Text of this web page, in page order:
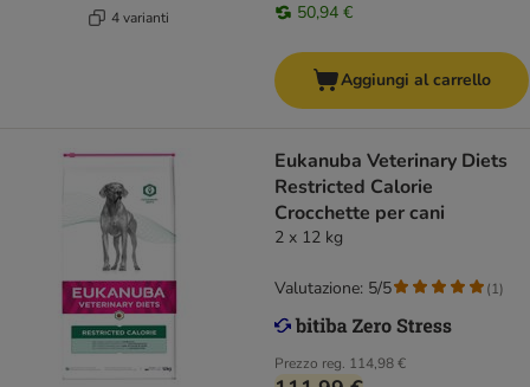
4 varianti 50,94 €
Aggiungi al carrello
Eukanuba Veterinary Diets
Restricted Calorie
Crocchette per cani
2 x 12 kg
Prezzo reg. 114,98 €
Valutazione: 5/5 (1)